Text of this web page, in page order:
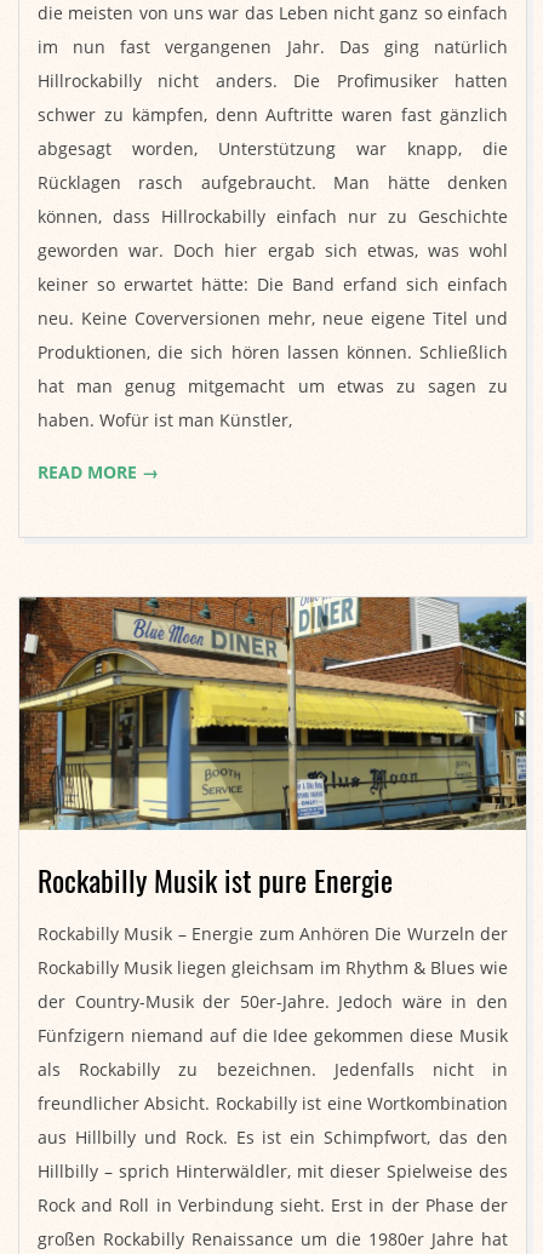
12-
04
die meisten von uns war das Leben nicht ganz so einfach
im nun fast vergangenen Jahr. Das ging natürlich
Hillrockabilly nicht anders. Die Profimusiker hatten
schwer zu kämpfen, denn Auftritte waren fast gänzlich
abgesagt worden, Unterstützung war knapp, die
Rücklagen rasch aufgebraucht. Man hätte denken
können, dass Hillrockabilly einfach nur zu Geschichte
geworden war. Doch hier ergab sich etwas, was wohl
keiner so erwartet hätte: Die Band erfand sich einfach
neu. Keine Coverversionen mehr, neue eigene Titel und
Produktionen, die sich hören lassen können. Schließlich
hat man genug mitgemacht um etwas zu sagen zu
haben. Wofür ist man Künstler,
READ MORE →
Rockabilly Musik ist pure Energie
2019-
01-
02
Rockabilly Musik – Energie zum Anhören Die Wurzeln der
Rockabilly Musik liegen gleichsam im Rhythm & Blues wie
der Country-Musik der 50er-Jahre. Jedoch wäre in den
Fünfzigern niemand auf die Idee gekommen diese Musik
als Rockabilly zu bezeichnen. Jedenfalls nicht in
freundlicher Absicht. Rockabilly ist eine Wortkombination
aus Hillbilly und Rock. Es ist ein Schimpfwort, das den
Hillbilly – sprich Hinterwäldler, mit dieser Spielweise des
Rock and Roll in Verbindung sieht. Erst in der Phase der
großen Rockabilly Renaissance um die 1980er Jahre hat